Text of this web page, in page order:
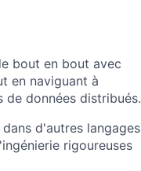
bout en bout avec
en naviguant à
données distribués.
d'autres langages
rigoureuses